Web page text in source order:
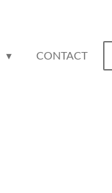
CONTACT